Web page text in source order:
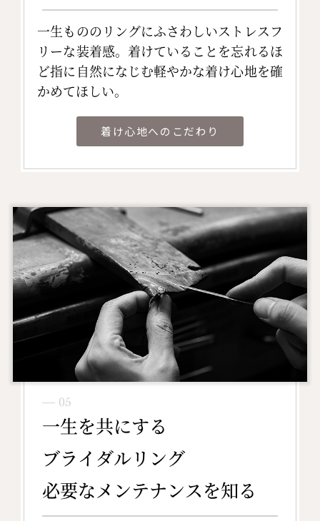
一生もののリングにふさわしいストレスフ
リーな装着感。着けていることを忘れるほ
ど指に自然になじむ軽やかな着け心地を確
かめてほしい。
着け心地へのこだわり
― 05
一生を共にする
ブライダルリング
必要なメンテナンスを知る